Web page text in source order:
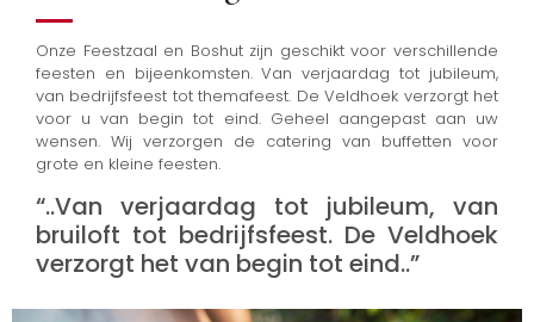
Onze Feestzaal en Boshut zijn geschikt voor verschillende
feesten en bijeenkomsten. Van verjaardag tot jubileum,
van bedrijfsfeest tot themafeest. De Veldhoek verzorgt het
voor u van begin tot eind. Geheel aangepast aan uw
wensen. Wij verzorgen de catering van buffetten voor
grote en kleine feesten.
“..Van verjaardag tot jubileum, van
bruiloft tot bedrijfsfeest. De Veldhoek
verzorgt het van begin tot eind..”